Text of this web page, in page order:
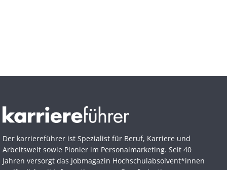
Der karriereführer ist Spezialist für Beruf, Karriere und
Arbeitswelt sowie Pionier im Personal­marketing. Seit 40
Jahren versorgt das Jobmagazin Hochschul­absolvent*innen